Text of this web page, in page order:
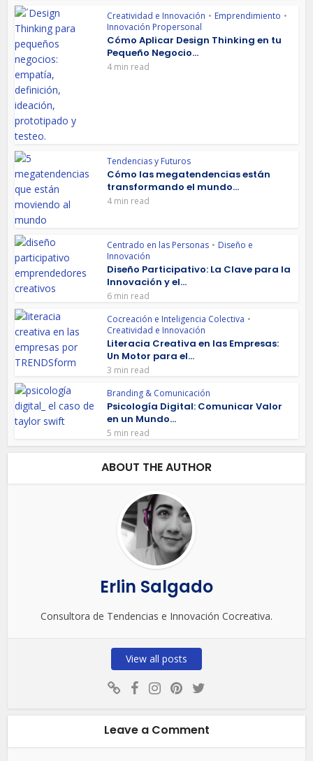
Creatividad e Innovación • Emprendimiento •
Innovación Propersonal
Cómo Aplicar Design Thinking en tu
Pequeño Negocio...
4 min read
Tendencias y Futuros
Cómo las megatendencias están
transformando el mundo...
4 min read
Centrado en las Personas • Diseño e
Innovación
Diseño Participativo: La Clave para la
Innovación y el...
6 min read
Cocreación e Inteligencia Colectiva •
Creatividad e Innovación
Literacia Creativa en las Empresas:
Un Motor para el...
3 min read
Branding & Comunicación
Psicología Digital: Comunicar Valor
en un Mundo...
5 min read
ABOUT THE AUTHOR
Erlin Salgado
Consultora de Tendencias e Innovación Cocreativa.
View all posts
Leave a Comment